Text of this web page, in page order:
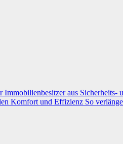
aus Sicherheits-
Komfort und Effizienz So